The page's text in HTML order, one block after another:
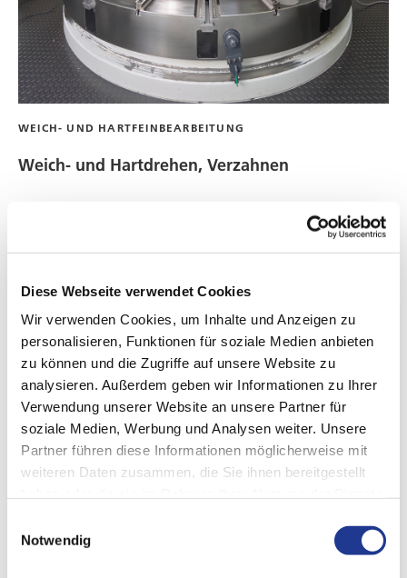
Diese Webseite verwendet Cookies
Wir verwenden Cookies, um Inhalte und Anzeigen zu
personalisieren, Funktionen für soziale Medien anbieten
zu können und die Zugriffe auf unsere Website zu
analysieren. Außerdem geben wir Informationen zu Ihrer
Verwendung unserer Website an unsere Partner für
soziale Medien, Werbung und Analysen weiter. Unsere
Partner führen diese Informationen möglicherweise mit
weiteren Daten zusammen, die Sie ihnen bereitgestellt
Notwendig
WEICH- UND HARTFEINBEARBEITUNG
Weich- und Hartdrehen, Verzahnen
Bauteile mit einem Durchmesser von bis zu 4.000 mm; Höhe
Bei größeren Modulen Bearbeitung durch Gashing
Kombinationsbearbeitung möglich
Äußerst flexible Automatisierungssysteme